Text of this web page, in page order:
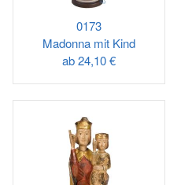
0173
Madonna mit Kind
ab24,10 €